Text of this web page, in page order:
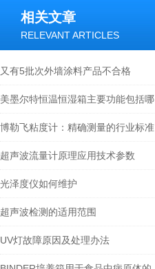
相关文章
RELEVANT ARTICLES
又有5批次外墙涂料产品不合格
博勒飞粘度计：精确测量的行业标准
超声波流量计原理应用技术参数
光泽度仪如何维护
超声波检测的适用范围
UV灯故障原因及处理办法